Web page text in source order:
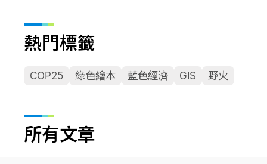
熱門標籤
COP25 綠色繪本 藍色經濟 GIS 野火
所有文章